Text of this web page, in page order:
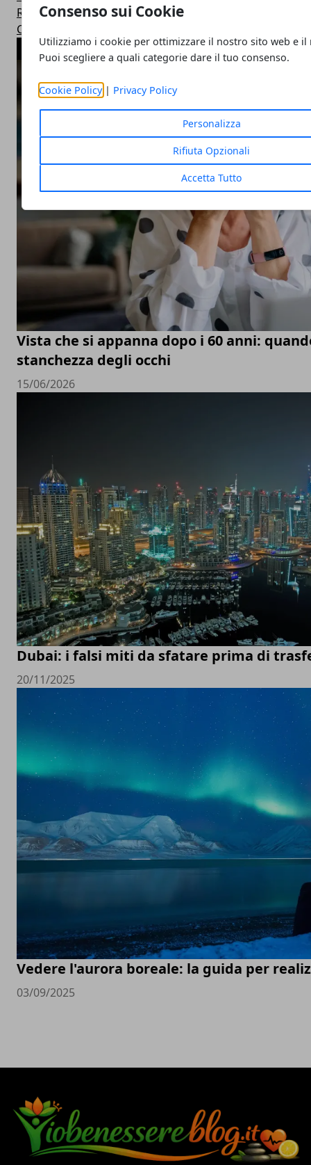
Consenso sui Cookie
Utilizziamo i cookie per ottimizzare il nostro sito web e il
Puoi scegliere a quali categorie dare il tuo consenso.
Cookie Policy| Privacy Policy
Personalizza
Rifiuta Opzionali
Accetta Tutto
Ricette Dietetiche Light
Corsi Fitness in Palestra
ARTICOLI POPOLARI
Vista che si appanna dopo i 60 anni:
stanchezza degli occhi
15/06/2026
Dubai: i falsi miti da sfatare prima di
20/11/2025
Vedere l'aurora boreale: la guida per
03/09/2025